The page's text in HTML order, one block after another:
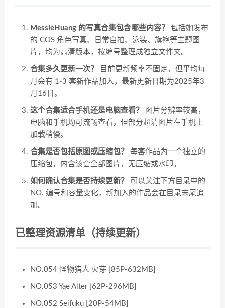
MessieHuang 的写真合集包含哪些内容？
包括她发布
的 COS 角色写真、日常自拍、泳装、旗袍等主题图
片，均为高清版本，按编号整理成独立文件夹。
合集多久更新一次？
目前更新频率不固定，但平均每
月会有 1-3 套新作品加入，最新更新日期为2025年3
月16日。
这个合集适合手机还是电脑查看？
图片分辨率较高，
电脑和手机均可流畅查看，但部分超清图片在手机上
加载稍慢。
合集是否包括原图或压缩包？
每套作品为一个独立的
压缩包，内含该套全部图片，无压缩或水印。
如何确认合集是否持续更新？
可以关注下方目录中的
NO. 编号和容量变化，新加入的作品会在目录末尾追
加。
已整理资源清单（持续更新）
NO.054 怪物猎人 火芽 [85P-632MB]
NO.053 Yae Alter [62P-296MB]
NO.052 Seifuku [20P-54MB]